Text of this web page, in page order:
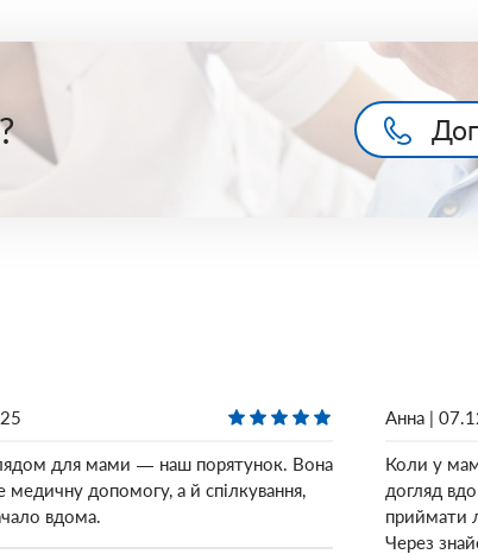
для мами — наш порятунок. Вона
допомогу, а й спілкування,
вдома.
Анна |
Коли у
догляд
приймати
Через